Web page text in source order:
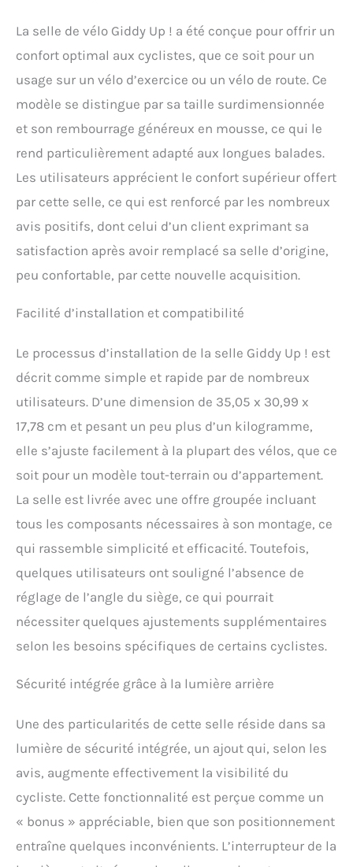
maisons ou même hors
route, vous trouverez ce
Giddy Up! Le siège de vélo
a été conçu pour être le
plus confortable. Double
ressort absorbant les
mousse à mémoire de
forme et imperméable -
Vous cherchez une
conduite fluide ? Les deux
suspensions à ressort
placées sous la selle du
vélo assurent l'absorption
bosses, des nids-de-poule
sur lequel vous roulez,
mémoire de forme vous
apportera le confort que
Remplacement parfait
pour vélo stationnaire :
conduite à l'intérieur de
votre maison avec cette
selle de vélo
surdimensionnée. La
mousse à mémoire de
forme fournira tout le
confort supplémentaire
dont vous avez besoin
pour parcourir les plus
longues distances sur
votre vélo d'intérieur.
facile à installer ---- Giddy
universel qui la rend facile
à installer sur presque
tous les types de vélo, et
elle est livrée avec toutes
les pièces d'installation
dont vous avez besoin
pour commencer à
bénéficier des avantages
de la selle dans les plus
La selle de vélo Giddy Up ! a été conçue pour offrir un
confort optimal aux cyclistes, que ce soit pour un
usage sur un vélo d’exercice ou un vélo de route. Ce
modèle se distingue par sa taille surdimensionnée
et son rembourrage généreux en mousse, ce qui le
rend particulièrement adapté aux longues balades.
Les utilisateurs apprécient le confort supérieur offert
par cette selle, ce qui est renforcé par les nombreux
avis positifs, dont celui d’un client exprimant sa
satisfaction après avoir remplacé sa selle d’origine,
peu confortable, par cette nouvelle acquisition.
Facilité d’installation et compatibilité
Le processus d’installation de la selle Giddy Up ! est
décrit comme simple et rapide par de nombreux
utilisateurs. D’une dimension de 35,05 x 30,99 x
17,78 cm et pesant un peu plus d’un kilogramme,
elle s’ajuste facilement à la plupart des vélos, que ce
soit pour un modèle tout-terrain ou d’appartement.
La selle est livrée avec une offre groupée incluant
tous les composants nécessaires à son montage, ce
qui rassemble simplicité et efficacité. Toutefois,
quelques utilisateurs ont souligné l’absence de
réglage de l’angle du siège, ce qui pourrait
nécessiter quelques ajustements supplémentaires
selon les besoins spécifiques de certains cyclistes.
Sécurité intégrée grâce à la lumière arrière
Une des particularités de cette selle réside dans sa
lumière de sécurité intégrée, un ajout qui, selon les
avis, augmente effectivement la visibilité du
cycliste. Cette fonctionnalité est perçue comme un
« bonus » appréciable, bien que son positionnement
entraîne quelques inconvénients. L’interrupteur de la